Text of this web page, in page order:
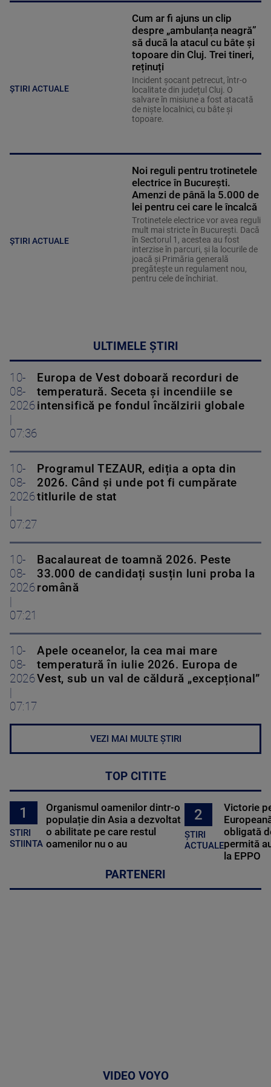
ȘTIRI ACTUALE
Cum ar fi ajuns un clip
despre „ambulanța neagră”
să ducă la atacul cu bâte și
topoare din Cluj. Trei tineri,
reținuți
Incident șocant petrecut, într-o
localitate din județul Cluj. O
salvare în misiune a fost atacată
de niște localnici, cu bâte și
topoare.
ȘTIRI ACTUALE
Noi reguli pentru trotinetele
electrice în București.
Amenzi de până la 5.000 de
lei pentru cei care le încalcă
Trotinetele electrice vor avea reguli
mult mai stricte în București. Dacă
în Sectorul 1, acestea au fost
interzise în parcuri, și la locurile de
joacă și Primăria generală
pregătește un regulament nou,
pentru cele de închiriat.
ULTIMELE ȘTIRI
10-
08-
2026
07:36
Europa de Vest doboară recorduri de
temperatură. Seceta și incendiile se
intensifică pe fondul încălzirii globale
10-
08-
2026
07:27
Programul TEZAUR, ediția a opta din
2026. Când şi unde pot fi cumpărate
titlurile de stat
10-
08-
2026
07:21
Bacalaureat de toamnă 2026. Peste
33.000 de candidați susțin luni proba la
română
10-
08-
2026
07:17
Apele oceanelor, la cea mai mare
temperatură în iulie 2026. Europa de
Vest, sub un val de căldură „excepțional”
VEZI MAI MULTE ȘTIRI
TOP CITITE
1
STIRI
STIINTA
Organismul oamenilor dintr-o
populație din Asia a dezvoltat
o abilitate pe care restul
oamenilor nu o au
2
ȘTIRI
ACTUALE
Victorie
obligată
permită
la EPPO
PARTENERI
VIDEO VOYO